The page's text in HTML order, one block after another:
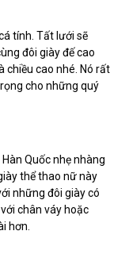
tính. Tất lưới sẽ
đôi giày đế cao
chiều cao nhé. Nó rất
cho những quý
Quốc nhẹ nhàng
thể thao nữ này
những đôi giày có
chân váy hoặc
hơn.